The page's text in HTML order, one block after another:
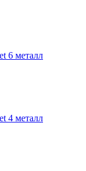
6 металл
4 металл